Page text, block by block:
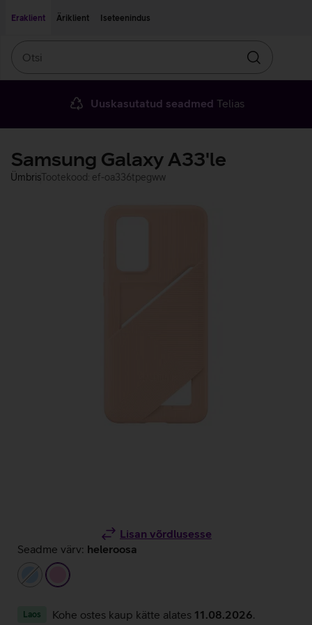
Eraklient
Äriklient Iseteenindus
Otsin
Uuskasutatud seadmed Telias
Samsung Galaxy A33'le
ÜmbrisTootekood: ef-oa336tpegww
Lisan võrdlusesse
Seadme värv: heleroosa
helesinineheleroosa
Laos Kohe ostes kaup kätte alates 11.08.2026